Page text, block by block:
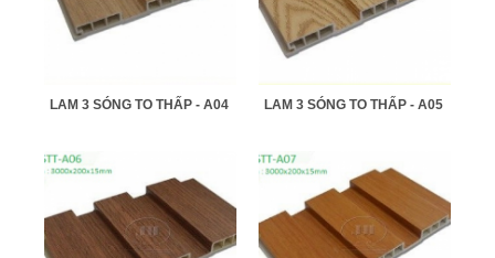
LAM 3 SÓNG TO THẤP - A04 LAM 3 SÓNG TO THẤP - A05